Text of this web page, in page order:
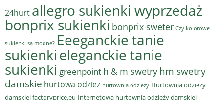
24hurt allegro sukienki wyprzedaż
bonprix sukienki bonprix sweter Czy kolorowe
sukienki są modne? Eeeganckie tanie
sukienkieleganckie tanie
sukienki greenpoint h & m swetry hm swetry
damskie hurtowa odziez hurtownia odzieży Hurtownia odzieży
damskiej factoryprice.eu Internetowa hurtownia odzieży damskiej